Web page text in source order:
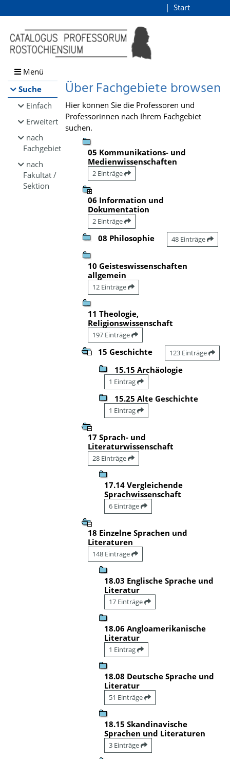
Browsen
direkt zum Inhalt
Start
Menü
Suche
Einfach
Erweitert
nach
Fachgebiet
nach
Fakultät /
Sektion
Über Fachgebiete browsen
Hier können Sie die Professoren und
Professorinnen nach Ihrem Fachgebiet
suchen.
05 Kommunikations- und
Medienwissenschaften
2 Einträge
06 Information und
Dokumentation
2 Einträge
08 Philosophie 48 Einträge
10 Geisteswissenschaften
allgemein
12 Einträge
11 Theologie,
Religionswissenschaft
197 Einträge
15 Geschichte 123 Einträge
15.15 Archäologie
1 Eintrag
15.25 Alte Geschichte
1 Eintrag
17 Sprach- und
Literaturwissenschaft
28 Einträge
17.14 Vergleichende
Sprachwissenschaft
6 Einträge
18 Einzelne Sprachen und
Literaturen
148 Einträge
18.03 Englische Sprache und
Literatur
17 Einträge
18.06 Angloamerikanische
Literatur
1 Eintrag
18.08 Deutsche Sprache und
Literatur
51 Einträge
18.15 Skandinavische
Sprachen und Literaturen
3 Einträge